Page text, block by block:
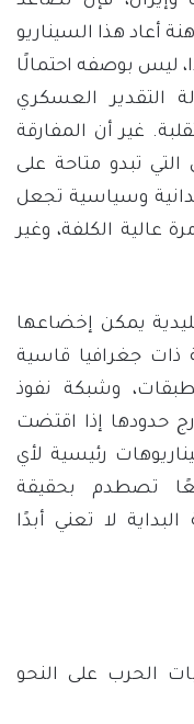
أعاد هذا السيناريو
ليس بوصفه احتمالًا
التقدير العسكري
غير أن المفارقة
تبدو متاحة على
وسياسية تجعل
عالية الكلفة، وغير
يمكن إخضاعها
جغرافيا قاسية
وشبكة نفوذ
حدودها إذا اقتضت
رئيسية لأي
تصطدم بحقيقة
لا تعني أبدًا
الحرب على النحو